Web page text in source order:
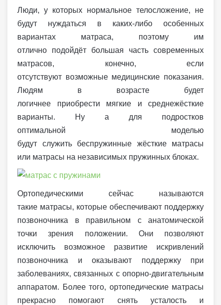
Люди, у которых нормальное телосложение, не
будут нуждаться в каких-либо особенных
вариантах матраса, поэтому им
отлично подойдёт большая часть современных
матрасов, конечно, если
отсутствуют возможные медицинские показания.
Людям в возрасте будет
логичнее приобрести мягкие и среднежёсткие
варианты. Ну а для подростков
оптимальной моделью
будут служить беспружинные жёсткие матрасы
или матрасы на независимых пружинных блоках.
Ортопедическими сейчас называются
такие матрасы, которые обеспечивают поддержку
позвоночника в правильном с анатомической
точки зрения положении. Они позволяют
исключить возможное развитие искривлений
позвоночника и оказывают поддержку при
заболеваниях, связанных с опорно-двигательным
аппаратом. Более того, ортопедические матрасы
прекрасно помогают снять усталость и